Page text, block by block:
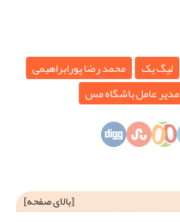
لیگ یک
محمد رضا پورابراهیمی
مدیر عامل باشگاه مس
[بالای صفحه]